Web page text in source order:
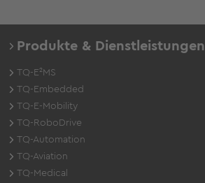
Produkte & Dienstleistungen
TQ-E²MS
TQ-Embedded
TQ-E-Mobility
TQ-RoboDrive
TQ-Automation
TQ-Aviation
TQ-Medical